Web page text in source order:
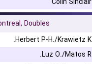
Doubles
Herbert P-H./Krawietz K.
Luz O./Matos R.